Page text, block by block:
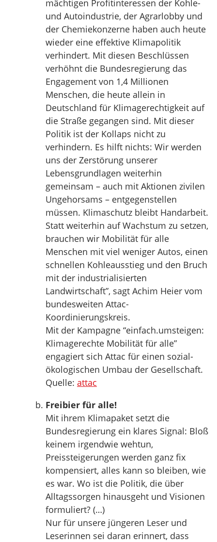
mächtigen Profitinteressen der Kohle-
und Autoindustrie, der Agrarlobby und
der Chemiekonzerne haben auch heute
wieder eine effektive Klimapolitik
verhindert. Mit diesen Beschlüssen
verhöhnt die Bundesregierung das
Engagement von 1,4 Millionen
Menschen, die heute allein in
Deutschland für Klimagerechtigkeit auf
die Straße gegangen sind. Mit dieser
Politik ist der Kollaps nicht zu
verhindern. Es hilft nichts: Wir werden
uns der Zerstörung unserer
Lebensgrundlagen weiterhin
gemeinsam – auch mit Aktionen zivilen
Ungehorsams – entgegenstellen
müssen. Klimaschutz bleibt Handarbeit.
Statt weiterhin auf Wachstum zu setzen,
brauchen wir Mobilität für alle
Menschen mit viel weniger Autos, einen
schnellen Kohleausstieg und den Bruch
mit der industrialisierten
Landwirtschaft”, sagt Achim Heier vom
bundesweiten Attac-
Koordinierungskreis.
Mit der Kampagne “einfach.umsteigen:
Klimagerechte Mobilität für alle”
engagiert sich Attac für einen sozial-
ökologischen Umbau der Gesellschaft.
Quelle: attac
Freibier für alle!
Mit ihrem Klimapaket setzt die
Bundesregierung ein klares Signal: Bloß
keinem irgendwie wehtun,
Preissteigerungen werden ganz fix
kompensiert, alles kann so bleiben, wie
es war. Wo ist die Politik, die über
Alltagssorgen hinausgeht und Visionen
formuliert? (…)
Nur für unsere jüngeren Leser und
Leserinnen sei daran erinnert, dass